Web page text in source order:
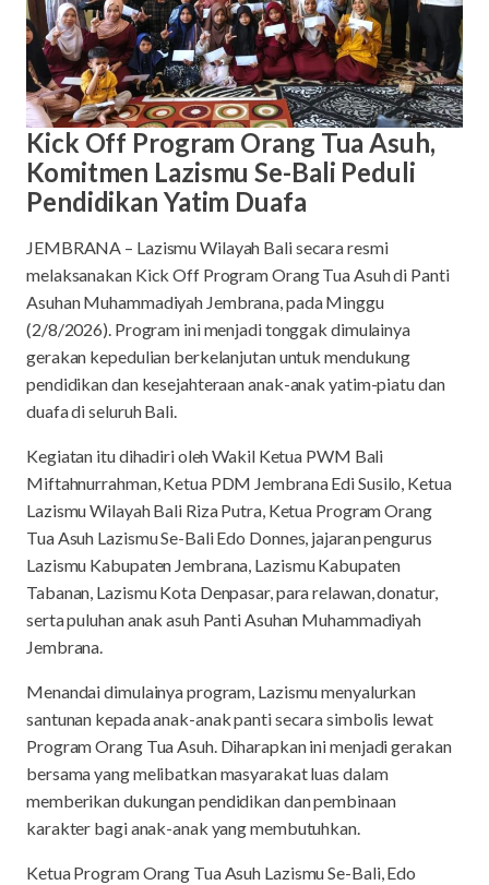
Kick Off Program Orang Tua Asuh,
Komitmen Lazismu Se-Bali Peduli
Pendidikan Yatim Duafa
JEMBRANA – Lazismu Wilayah Bali secara resmi
melaksanakan Kick Off Program Orang Tua Asuh di Panti
Asuhan Muhammadiyah Jembrana, pada Minggu
(2/8/2026). Program ini menjadi tonggak dimulainya
gerakan kepedulian berkelanjutan untuk mendukung
pendidikan dan kesejahteraan anak-anak yatim-piatu dan
duafa di seluruh Bali.
Kegiatan itu dihadiri oleh Wakil Ketua PWM Bali
Miftahnurrahman, Ketua PDM Jembrana Edi Susilo, Ketua
Lazismu Wilayah Bali Riza Putra, Ketua Program Orang
Tua Asuh Lazismu Se-Bali Edo Donnes, jajaran pengurus
Lazismu Kabupaten Jembrana, Lazismu Kabupaten
Tabanan, Lazismu Kota Denpasar, para relawan, donatur,
serta puluhan anak asuh Panti Asuhan Muhammadiyah
Jembrana.
Menandai dimulainya program, Lazismu menyalurkan
santunan kepada anak-anak panti secara simbolis lewat
Program Orang Tua Asuh. Diharapkan ini menjadi gerakan
bersama yang melibatkan masyarakat luas dalam
memberikan dukungan pendidikan dan pembinaan
karakter bagi anak-anak yang membutuhkan.
Ketua Program Orang Tua Asuh Lazismu Se-Bali, Edo